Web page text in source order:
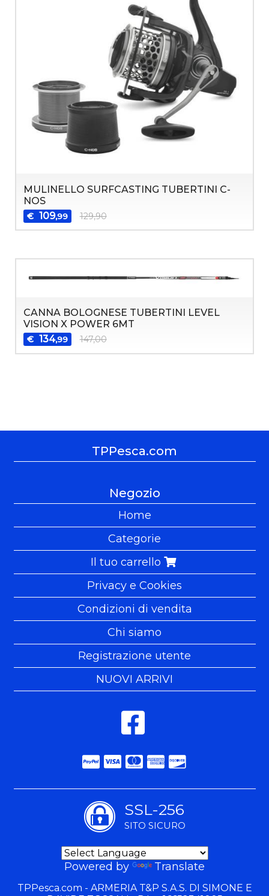
MULINELLO SURFCASTING TUBERTINI C-
NOS
€ 109,99 129,90
CANNA BOLOGNESE TUBERTINI LEVEL
VISION X POWER 6MT
€ 134,99 147,00
TPPesca.com
Negozio
Home
Categorie
Il tuo carrello
Privacy e Cookies
Condizioni di vendita
Chi siamo
Registrazione utente
NUOVI ARRIVI
SSL-256
SITO SICURO
Powered by Translate
TPPesca.com - ARMERIA T&P S.A.S. DI SIMONE E